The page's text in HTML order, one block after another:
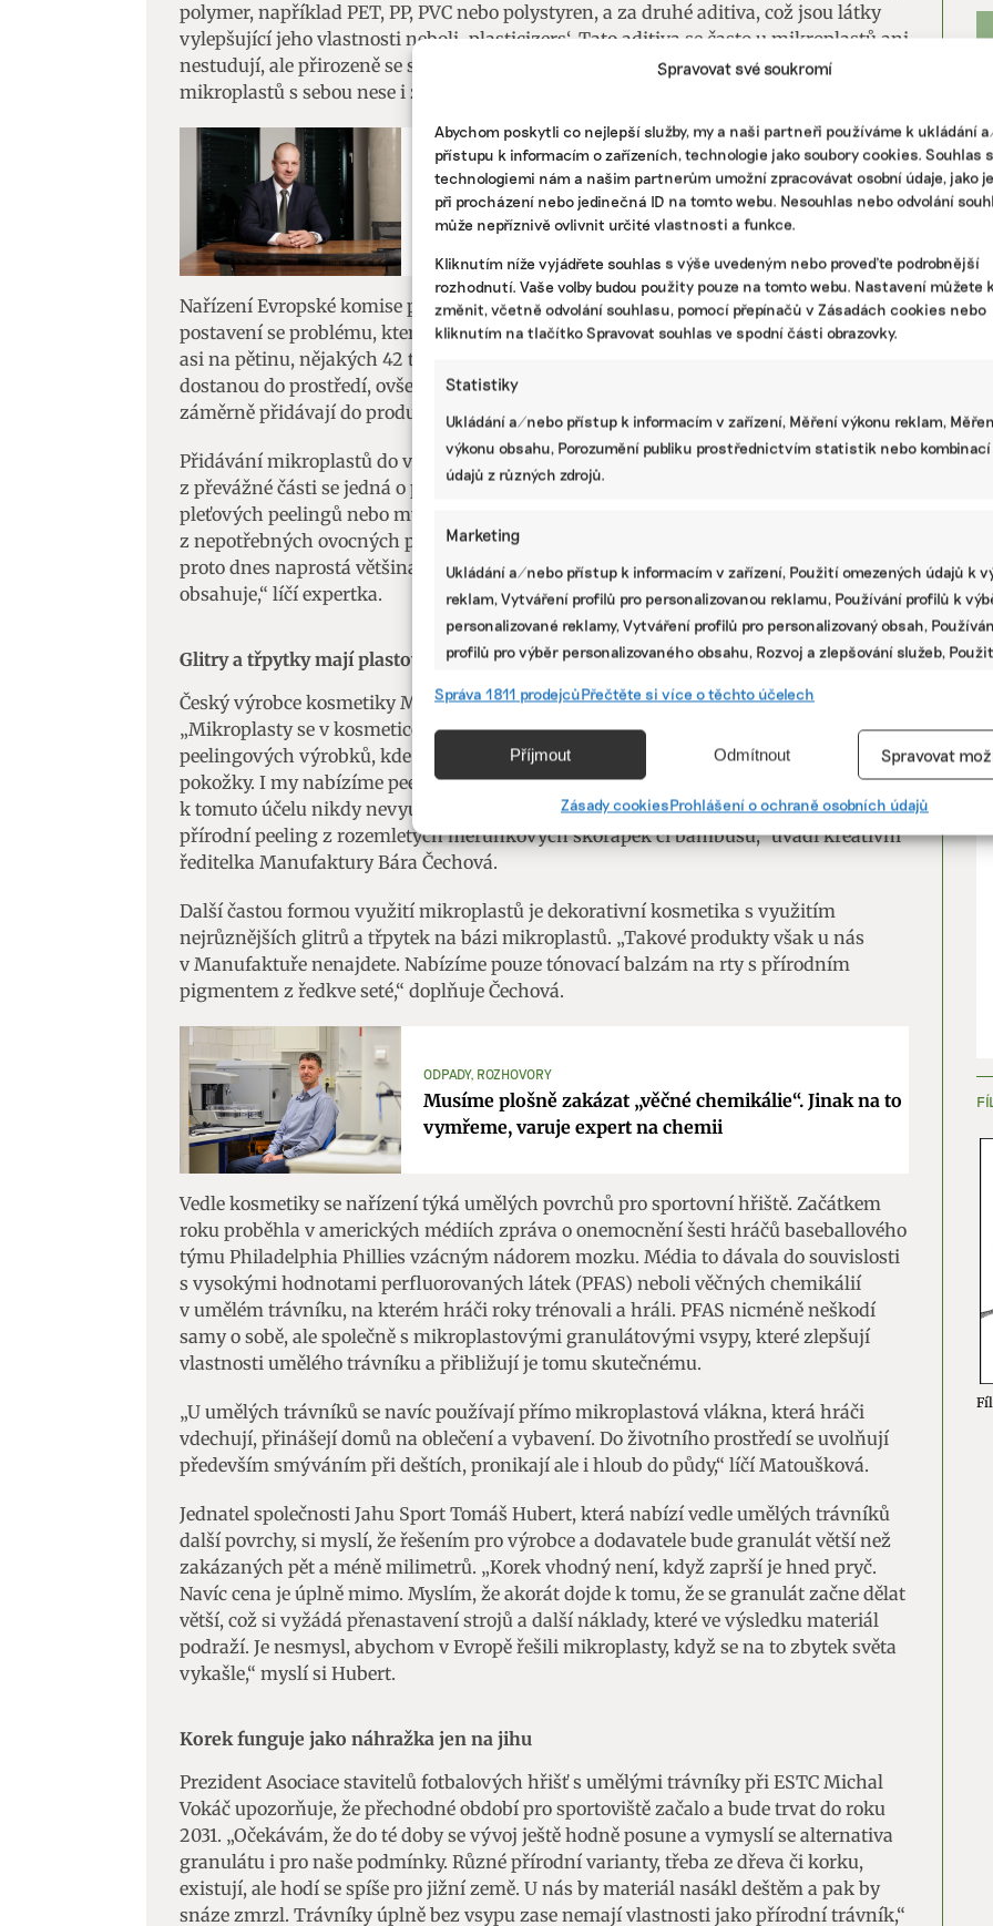
Spravovat své soukromí
Abychom poskytli co nejlepší služby, my a naši partneři používáme k ukládání
přístupu k informacím o zařízeních, technologie jako soubory cookies. Souhlas
technologiemi nám a našim partnerům umožní zpracovávat osobní údaje, jako
při procházení nebo jedinečná ID na tomto webu. Nesouhlas nebo odvolání
může nepříznivě ovlivnit určité vlastnosti a funkce.
Kliknutím níže vyjádřete souhlas s výše uvedeným nebo proveďte podrobnější
rozhodnutí. Vaše volby budou použity pouze na tomto webu. Nastavení můžete
změnit, včetně odvolání souhlasu, pomocí přepínačů v Zásadách cookies nebo
kliknutím na tlačítko Spravovat souhlas ve spodní části obrazovky.
Statistiky
Ukládání a/nebo přístup k informacím v zařízení, Měření výkonu reklam,
výkonu obsahu, Porozumění publiku prostřednictvím statistik nebo kombinací
údajů z různých zdrojů.
Marketing
Ukládání a/nebo přístup k informacím v zařízení, Použití omezených údajů k
reklam, Vytváření profilů pro personalizovanou reklamu, Používání profilů k
personalizované reklamy, Vytváření profilů pro personalizovaný obsah,
profilů pro výběr personalizovaného obsahu, Rozvoj a zlepšování služeb,
Přiřazování a kombinování údajů z jiných zdrojů údajů, Propojení různých
zařízení, Identifikace zařízení na základě automaticky přenášených
aktivně vyžádaných informací.
Zajištění bezpečnosti, předcházení a zjišťování podvodů a
odstraňování chyb, Poskytování a zobrazování reklamy a obsahu,
Správa 1811 prodejcůPřečtěte si více o těchto účelech
Příjmout Odmítnout Spravovat
Zásady cookiesProhlášení o ochraně osobních údajů
polymer, například PET, PP, PVC nebo polystyren, a za druhé aditiva, což jsou látky
vylepšující jeho vlastnosti neboli ‚plasticizers‘. Tato aditiva se často u mikroplastů ani
nestudují, ale přirozeně se s nimi vyskytují, takže mechanické znečištění v podobě
mikroplastů s sebou nese i znečištění chemické,“ říká Matoušková.
BYZNYS, ODPADY
Z odpadních plastů vyrobíme olej a z něj úplně nové
plasty, plánuje Unipetrol
Nařízení Evropské komise podle ní není prevencí ani předběžnou opatrností, ale
postavení se problému, který se bude zintenzivňovat. „Nařízení reaguje jen na část –
asi na pětinu, nějakých 42 tisíc tun – z množství mikroplastů, které se každý rok
dostanou do prostředí, ovšem na tu absurdnější část, tedy na ty mikroplasty, které se
záměrně přidávají do produktů,“ tvrdí.
Přidávání mikroplastů do výrobků považuje za absurdní především proto, že
z převážné části se jedná o produkty, pro něž existují alternativy. Například do
pleťových peelingů nebo mýdel se ještě před pár lety přidávaly jemné drtě
z nepotřebných ovocných pecek. „Pak se ale ukázalo, že mikroplasty jsou levnější, a
proto dnes naprostá většina takových kosmetických přípravků mikroplasty
obsahuje,“ líčí expertka.
Glitry a třpytky mají plastový základ
Český výrobce kosmetiky Manufaktura se drží původní „ovocné“ receptury.
„Mikroplasty se v kosmetice nejčastěji využívají jako abrazivní částice do
peelingových výrobků, kde mají funkci obroušení, zjemnění a zbavení odumřelé
pokožky. I my nabízíme peelingové produkty. Namísto mikroplastů, které jsme
k tomuto účelu nikdy nevyužívali, však používáme jako abrazivní částice sůl nebo
přírodní peeling z rozemletých meruňkových skořápek či bambusu,“ uvádí kreativní
ředitelka Manufaktury Bára Čechová.
Další častou formou využití mikroplastů je dekorativní kosmetika s využitím
nejrůznějších glitrů a třpytek na bázi mikroplastů. „Takové produkty však u nás
v Manufaktuře nenajdete. Nabízíme pouze tónovací balzám na rty s přírodním
pigmentem z ředkve seté,“ doplňuje Čechová.
ODPADY, ROZHOVORY
Musíme plošně zakázat „věčné chemikálie“. Jinak na to
vymřeme, varuje expert na chemii
Vedle kosmetiky se nařízení týká umělých povrchů pro sportovní hřiště. Začátkem
roku proběhla v amerických médiích zpráva o onemocnění šesti hráčů baseballového
týmu Philadelphia Phillies vzácným nádorem mozku. Média to dávala do souvislosti
s vysokými hodnotami perfluorovaných látek (PFAS) neboli věčných chemikálií
v umělém trávníku, na kterém hráči roky trénovali a hráli. PFAS nicméně neškodí
samy o sobě, ale společně s mikroplastovými granulátovými vsypy, které zlepšují
vlastnosti umělého trávníku a přibližují je tomu skutečnému.
„U umělých trávníků se navíc používají přímo mikroplastová vlákna, která hráči
vdechují, přinášejí domů na oblečení a vybavení. Do životního prostředí se uvolňují
především smýváním při deštích, pronikají ale i hloub do půdy,“ líčí Matoušková.
Jednatel společnosti Jahu Sport Tomáš Hubert, která nabízí vedle umělých trávníků
další povrchy, si myslí, že řešením pro výrobce a dodavatele bude granulát větší než
zakázaných pět a méně milimetrů. „Korek vhodný není, když zaprší je hned pryč.
Navíc cena je úplně mimo. Myslím, že akorát dojde k tomu, že se granulát začne dělat
větší, což si vyžádá přenastavení strojů a další náklady, které ve výsledku materiál
podraží. Je nesmysl, abychom v Evropě řešili mikroplasty, když se na to zbytek světa
vykašle,“ myslí si Hubert.
Korek funguje jako náhražka jen na jihu
Prezident Asociace stavitelů fotbalových hřišť s umělými trávníky při ESTC Michal
Vokáč upozorňuje, že přechodné období pro sportoviště začalo a bude trvat do roku
2031. „Očekávám, že do té doby se vývoj ještě hodně posune a vymyslí se alternativa
granulátu i pro naše podmínky. Různé přírodní varianty, třeba ze dřeva či korku,
existují, ale hodí se spíše pro jižní země. U nás by materiál nasákl deštěm a pak by
snáze zmrzl. Trávníky úplně bez vsypu zase nemají vlastnosti jako přírodní trávník,“